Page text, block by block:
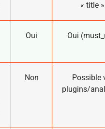
« title »
Oui Oui
Non
Possible
plugins/